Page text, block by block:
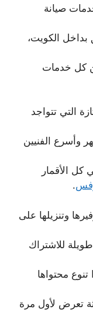
صيانة
الكويت،
كل خدمات
التي تتواجد
وأسرع الفنيين
الأقمار
.
وتنزيلها على
للاشتراك
تنوع محتواها
تعرض لأول مرة